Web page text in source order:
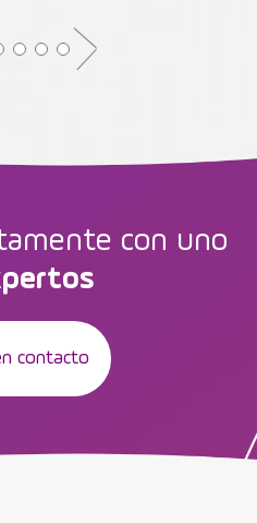
con uno
contacto